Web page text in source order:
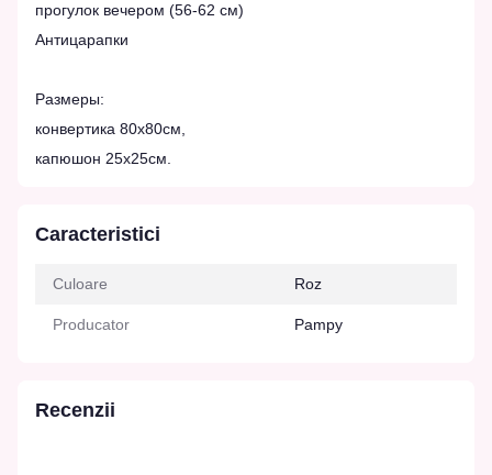
прогулок вечером (56-62 см)
Антицарапки
Размеры:
конвертика 80х80см,
капюшон 25х25см.
Caracteristici
Culoare Roz
Producator Pampy
Recenzii